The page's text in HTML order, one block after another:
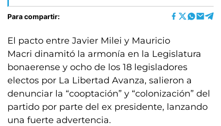
Para compartir:
El pacto entre Javier Milei y Mauricio
Macri dinamitó la armonía en la Legislatura
bonaerense y ocho de los 18 legisladores
electos por La Libertad Avanza, salieron a
denunciar la “cooptación” y “colonización” del
partido por parte del ex presidente, lanzando
una fuerte advertencia.